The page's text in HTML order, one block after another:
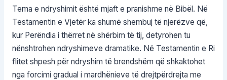
Tema e ndryshimit është mjaft e pranishme në Bibël. Në
Testamentin e Vjetër ka shumë shembuj të njerëzve që,
kur Perëndia i thërret në shërbim të tij, detyrohen tu
nënshtrohen ndryshimeve dramatike. Në Testamentin e Ri
flitet shpesh për ndryshim të brendshëm që shkaktohet
nga forcimi gradual i mardhënieve të drejtpërdrejta me